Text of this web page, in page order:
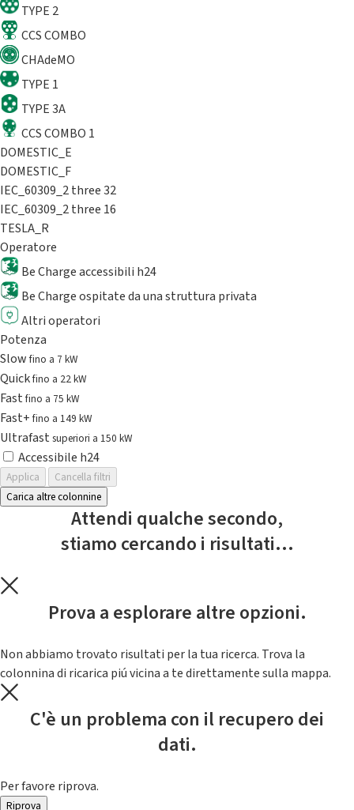
TYPE 2
CCS COMBO
CHAdeMO
TYPE 1
TYPE 3A
CCS COMBO 1
DOMESTIC_E
DOMESTIC_F
IEC_60309_2 three 32
IEC_60309_2 three 16
TESLA_R
Operatore
Be Charge accessibili h24
Be Charge ospitate da una struttura privata
Altri operatori
Potenza
Slowfino a 7 kW
Quickfino a 22 kW
Fastfino a 75 kW
Fast+fino a 149 kW
Ultrafast superiori a 150 kW
Accessibile h24
Applica
Cancella filtri
Carica altre colonnine
Attendi qualche secondo,
stiamo cercando i risultati...
Prova a esplorare altre opzioni.
Non abbiamo trovato risultati per la tua ricerca. Trova la
colonnina di ricarica piú vicina a te direttamente sulla mappa.
C'è un problema con il recupero dei
dati.
Per favore riprova.
Riprova